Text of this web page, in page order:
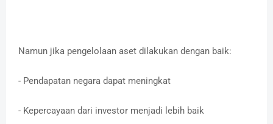
Namun jika pengelolaan aset dilakukan dengan baik:
- Pendapatan negara dapat meningkat
- Kepercayaan dari investor menjadi lebih baik